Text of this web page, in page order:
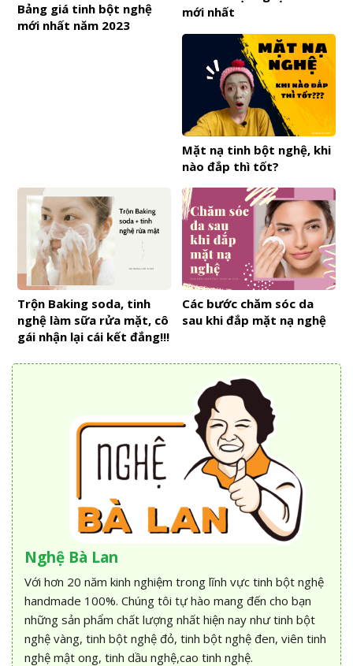
Bảng giá tinh bột nghệ
mới nhất năm 2023
mới nhất
Mặt nạ tinh bột nghệ, khi
nào đắp thì tốt?
Trộn Baking soda, tinh
nghệ làm sữa rửa mặt, cô
gái nhận lại cái kết đắng!!!
Các bước chăm sóc da
sau khi đắp mặt nạ nghệ
Nghệ Bà Lan
Với hơn 20 năm kinh nghiệm trong lĩnh vực tinh bột nghệ
handmade 100%. Chúng tôi tự hào mang đến cho bạn
những sản phẩm chất lượng nhất hiện nay như tinh bột
nghệ vàng, tinh bột nghệ đỏ, tinh bột nghệ đen, viên tinh
nghệ mật ong, tinh dầu nghệ,cao tinh nghệ.